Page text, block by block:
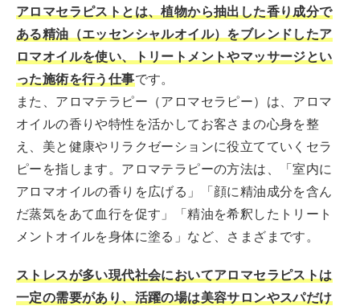
アロマセラピストのキャリア形成
まとめ
アロマセラピストとは、植物から抽出した香り成分で
ある精油（エッセンシャルオイル）をブレンドしたア
ロマオイルを使い、トリートメントやマッサージとい
った施術を行う仕事です。
また、アロマテラピー（アロマセラピー）は、アロマ
オイルの香りや特性を活かしてお客さまの心身を整
え、美と健康やリラクゼーションに役立てていくセラ
ピーを指します。アロマテラピーの方法は、「室内に
アロマオイルの香りを広げる」「顔に精油成分を含ん
だ蒸気をあて血行を促す」「精油を希釈したトリート
メントオイルを身体に塗る」など、さまざまです。
ストレスが多い現代社会においてアロマセラピストは
一定の需要があり、活躍の場は美容サロンやスパだけ